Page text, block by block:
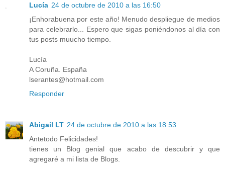
Lucía 24 de octubre de 2010 a las 16:50
¡Enhorabuena por este año! Menudo despliegue de medios
para celebrarlo... Espero que sigas poniéndonos al día con
tus posts muucho tiempo.
Lucía
A Coruña. España
lserantes@hotmail.com
Responder
Abigail LT 24 de octubre de 2010 a las 18:53
Antetodo Felicidades!
tienes un Blog genial que acabo de descubrir y que
agregaré a mi lista de Blogs.